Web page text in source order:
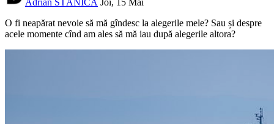
O fi neapărat nevoie să mă gîndesc la alegerile mele? Sau și despre
acele momente cînd am ales să mă iau după alegerile altora?